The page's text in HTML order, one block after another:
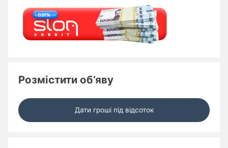
Розмістити об’яву
Дати гроші під відсоток